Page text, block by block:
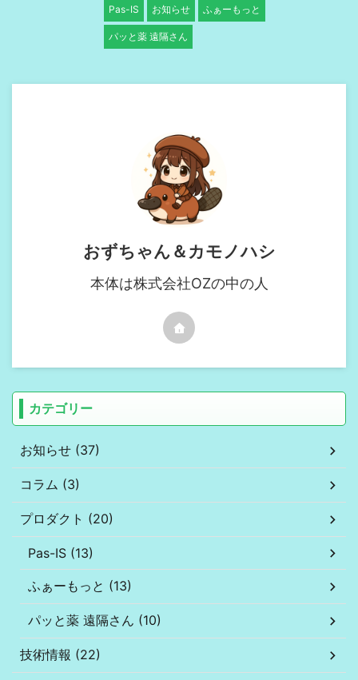
Pas-IS お知らせ ふぁーもっと
パッと薬 遠隔さん
おずちゃん＆カモノハシ
本体は株式会社OZの中の人
カテゴリー
お知らせ (37)
コラム (3)
プロダクト (20)
Pas-IS (13)
ふぁーもっと (13)
パッと薬 遠隔さん (10)
技術情報 (22)